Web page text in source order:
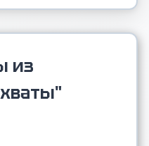
из